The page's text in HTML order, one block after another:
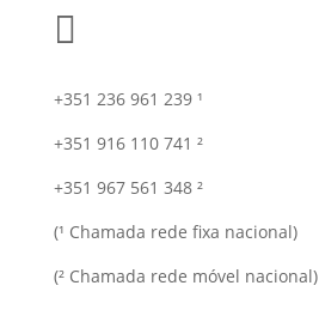

+351 236 961 239 ¹
+351 916 110 741 ²
+351 967 561 348 ²
(¹ Chamada rede fixa nacional)
(² Chamada rede móvel nacional)